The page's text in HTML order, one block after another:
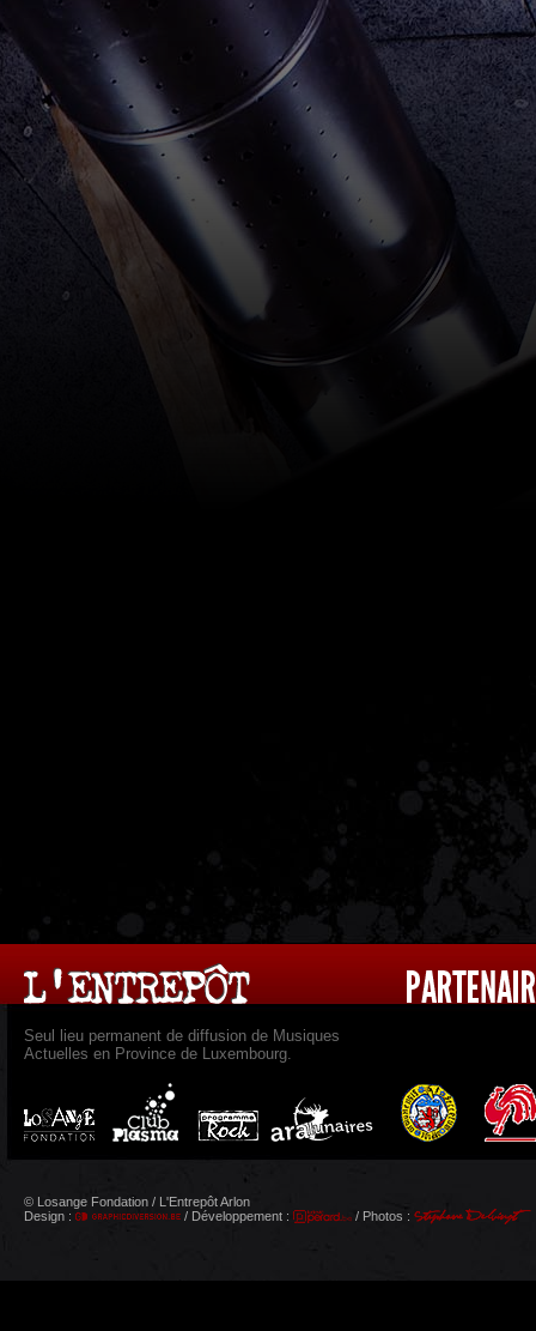
Seul lieu permanent de diffusion de Musiques
Actuelles en Province de Luxembourg.
© Losange Fondation / L'Entrepôt Arlon
Design :
/ Développement : / Photos :